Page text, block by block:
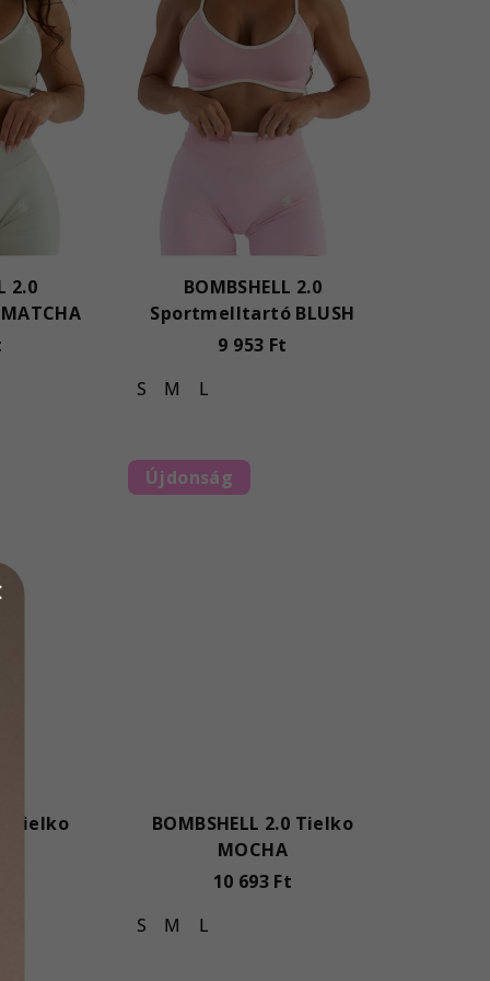
2.0
BOMBSHELL 2.0
Sportmelltartó BLUSH
9 953 Ft
S
M L
Tielko
Újdonság
BOMBSHELL 2.0 Tielko
MOCHA
10 693 Ft
S
M L